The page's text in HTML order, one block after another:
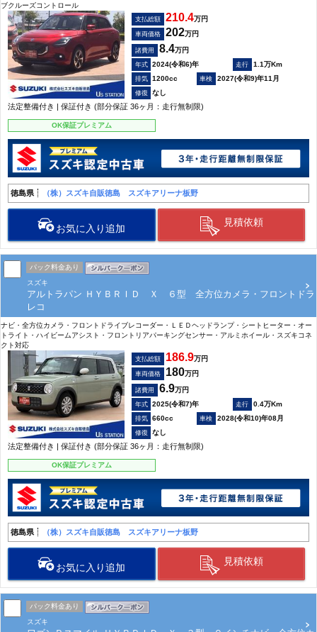
ブクルーズコントロール
支払総額 210.4万円
車両価格 202万円
諸費用 8.4万円
2024(令和6)年
1.1万Km
1200cc
2027(令和9)年11月
なし
法定整備付き | 保証付き (部分保証 36ヶ月：走行無制限)
OK保証プレミアム
徳島県 （株）スズキ自販徳島 スズキアリーナ板野
お気に入り追加
見積依頼
パック料金あり
スズキ
アルトラパン ＨＹＢＲＩＤ Ｘ ６型 全方位カメラ・フロントドラ
レコ
ナビ・全方位カメラ・フロントドライブレコーダー・ＬＥＤヘッドランプ・シートヒーター・オー
トライト・ハイビームアシスト・フロントリアパーキングセンサー・アルミホイール・スズキコネ
クト対応
支払総額 186.9万円
車両価格 180万円
諸費用 6.9万円
2025(令和7)年
0.4万Km
660cc
2028(令和10)年08月
なし
法定整備付き | 保証付き (部分保証 36ヶ月：走行無制限)
OK保証プレミアム
徳島県 （株）スズキ自販徳島 スズキアリーナ板野
お気に入り追加
見積依頼
パック料金あり
スズキ